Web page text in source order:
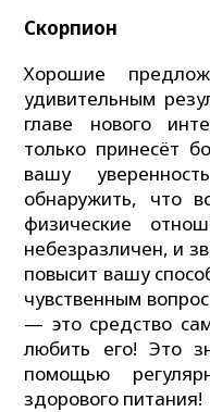
Скорпион
Хорошие
удивительным
главе нового
только принесёт
вашу
обнаружить, что
физические
небезразличен, и
повысит вашу
чувственным
— это средство
любить его! Это
помощью
здорового питания!